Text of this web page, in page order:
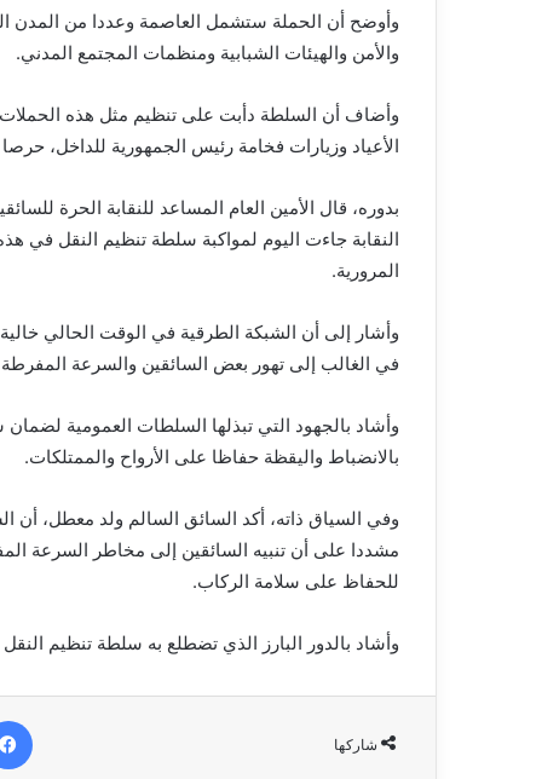
وأوضح أن الحملة ستشمل العاصمة وعددا من المدن
والأمن والهيئات الشبابية ومنظمات المجتمع المدني.
وأضاف أن السلطة دأبت على تنظيم مثل هذه
الأعياد وزيارات فخامة رئيس الجمهورية للداخل،
بدوره، قال الأمين العام المساعد للنقابة الحرة
النقابة جاءت اليوم لمواكبة سلطة تنظيم النقل في
المرورية.
وأشار إلى أن الشبكة الطرقية في الوقت الحالي
في الغالب إلى تهور بعض السائقين والسرعة
وأشاد بالجهود التي تبذلها السلطات العمومية لضمان
بالانضباط واليقظة حفاظا على الأرواح والممتلكات.
وفي السياق ذاته، أكد السائق السالم ولد معطل،
مشددا على أن تنبيه السائقين إلى مخاطر السرعة
للحفاظ على سلامة الركاب.
وأشاد بالدور البارز الذي تضطلع به سلطة تنظيم
شاركها